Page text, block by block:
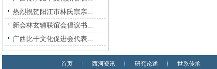
热烈祝贺阳江市林氏宗亲...
新会林玄辅联谊会倡议书...
广西比干文化促进会代表...
首页 西河资讯 研究论述 世系传承